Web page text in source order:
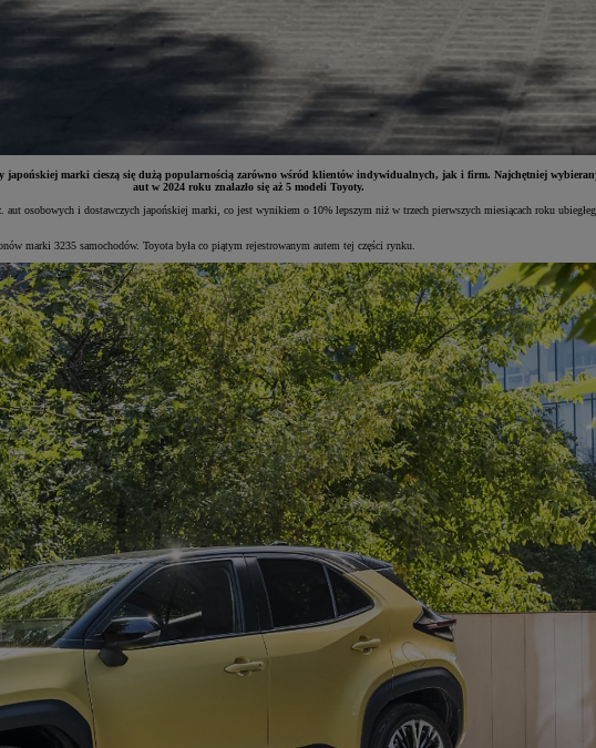
japońskiej marki cieszą się dużą popularnością zarówno wśród klientów indywidualnych, jak i firm. Najchętniej
aut w 2024 roku znalazło się aż 5 modeli Toyoty.
osobowych i dostawczych japońskiej marki, co jest wynikiem o 10% lepszym niż w trzech pierwszych miesiącach roku
marki 3235 samochodów. Toyota była co piątym rejestrowanym autem tej części rynku.